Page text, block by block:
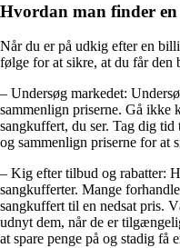
Hvordan man finder
Når du er på udkig efter en
følge for at sikre, at du får den
– Undersøg markedet:
sammenlign priserne. Gå ikke
sangkuffert, du ser. Tag dig
og sammenlign priserne for at
– Kig efter tilbud og rabatter:
sangkufferter. Mange
sangkuffert til en nedsat pris.
udnyt dem, når de er
at spare penge på og stadig få